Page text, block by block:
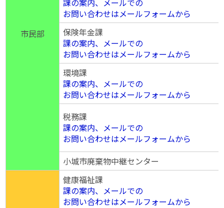
市民部
お問い合わせはメールフォームから
保険年金課
課の案内、メールでの
お問い合わせはメールフォームから
環境課
課の案内、メールでの
お問い合わせはメールフォームから
税務課
課の案内、メールでの
お問い合わせはメールフォームから
小城市廃棄物中継センター
健康福祉課
課の案内、メールでの
お問い合わせはメールフォームから